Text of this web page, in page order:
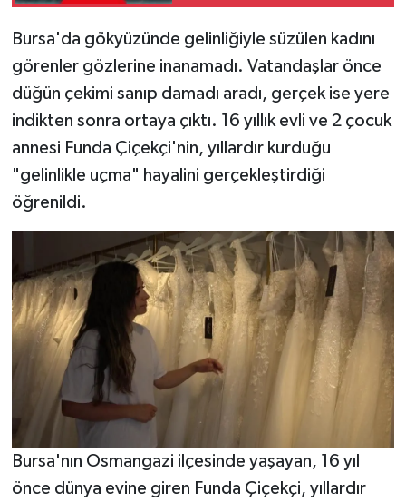
Bursa'da gökyüzünde gelinliğiyle süzülen kadını
görenler gözlerine inanamadı. Vatandaşlar önce
düğün çekimi sanıp damadı aradı, gerçek ise yere
indikten sonra ortaya çıktı. 16 yıllık evli ve 2 çocuk
annesi Funda Çiçekçi'nin, yıllardır kurduğu
"gelinlikle uçma" hayalini gerçekleştirdiği
öğrenildi.
Bursa'nın Osmangazi ilçesinde yaşayan, 16 yıl
önce dünya evine giren Funda Çiçekçi, yıllardır